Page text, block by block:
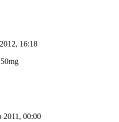
16:18
2011, 00:00